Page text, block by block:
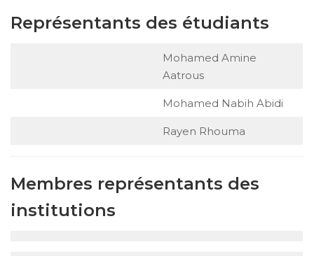
Représentants des étudiants
Mohamed Amine
Aatrous
Mohamed Nabih Abidi
Rayen Rhouma
Membres représentants des
institutions